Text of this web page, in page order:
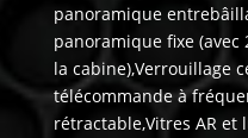
panoramique
panoramique fixe
la cabine),Verrouillage
télécommande à
rétractable,Vitres AR et